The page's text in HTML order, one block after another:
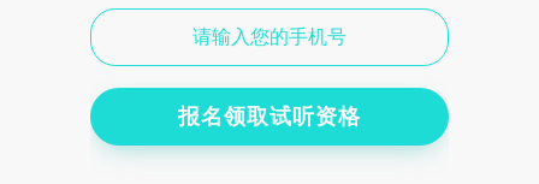
报名领取试听资格